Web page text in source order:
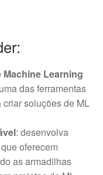
Learning
das ferramentas
soluções de ML
: desenvolva
oferecem
as armadilhas